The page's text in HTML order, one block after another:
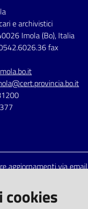
e archivistici
Imola (Bo), Italia
fax
aggiornamenti via email
cookies